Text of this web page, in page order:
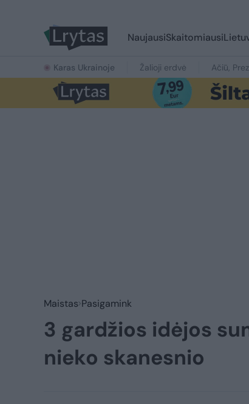
NaujausiSkaitomiausi
Karas Ukrainoje Žalioji erdvė Ačiū,
Maistas Pasigamink
3 gardžios idėjos
nieko skanesnio